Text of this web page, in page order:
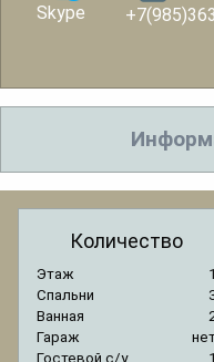
Skype
Количество
Этаж
1
Спальни
Ванная
Гараж
Гостевой с/y
1